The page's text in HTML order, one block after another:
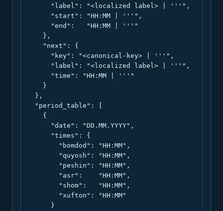
      "label": "<localized label> | '''",
      "start": "HH:MM | '''",
      "end":   "HH:MM | '''"
    },
    "next": {
      "key": "<canonical-key> | '''",
      "label": "<localized label> | '''",
      "time": "HH:MM | '''"
    }
  },
  "period_table": [
    {
      "date": "DD.MM.YYYY",
      "times": {
        "bomdod": "HH:MM",
        "quyosh": "HH:MM",
        "peshin": "HH:MM",
        "asr":    "HH:MM",
        "shom":   "HH:MM",
        "xufton": "HH:MM"
      }